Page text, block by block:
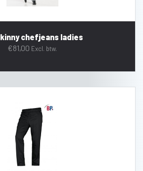
chefjeans ladies
€81,00 Excl. btw.